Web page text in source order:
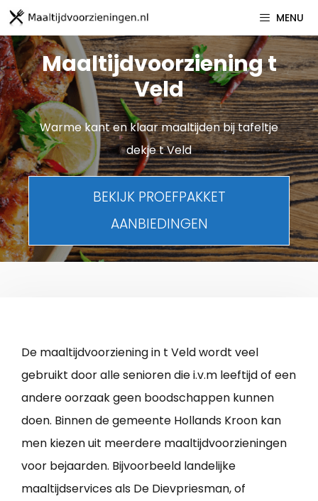
Spring
naar
inhoud
MENU
Maaltijdvoorziening t
Veld
Warme kant en klaar maaltijden bij tafeltje
dekje t Veld
BEKIJK PROEFPAKKET
AANBIEDINGEN
De maaltijdvoorziening in t Veld wordt veel
gebruikt door alle senioren die i.v.m leeftijd of een
andere oorzaak geen boodschappen kunnen
doen. Binnen de gemeente Hollands Kroon kan
men kiezen uit meerdere maaltijdvoorzieningen
voor bejaarden. Bijvoorbeeld landelijke
maaltijdservices als De Dievpriesman, of